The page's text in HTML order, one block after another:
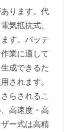
ります。代
気抵抗式、
す。バッテ
業に適して
成できるた
されます。
らされるこ
高速度・高
ー式は高精